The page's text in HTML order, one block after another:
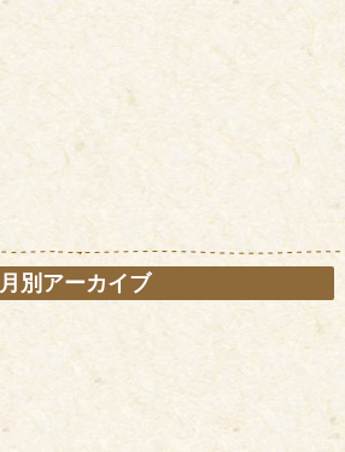
月別アーカイブ